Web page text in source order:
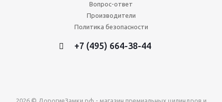
Вопрос-ответ
Производители
Политика безопасности
+7 (495) 664-38-44
2026 © ДорогиеЗамки.рф - магазин премиальных цилиндров и